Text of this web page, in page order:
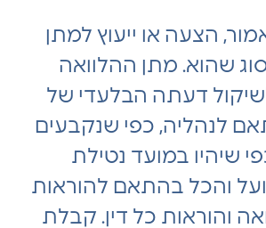
הצעה או ייעוץ למתן
שהוא. מתן ההלוואה
דעתה הבלעדי של
לנהליה, כפי שנקבעים
שיהיו במועד נטילת
והכל בהתאם להוראות
והוראות כל דין. קבלת